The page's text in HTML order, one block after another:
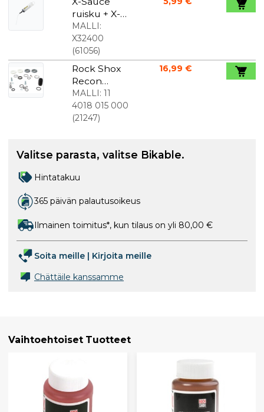
ruisku + X-
letku
MALLI:
X32400
(61056)
Rock Shox
Recon
Silver TK
täydellinen
huoltosarja
MALLI: 11
4018 015 000
(21247)
16,99 €
Valitse parasta, valitse Bikable.
Hintatakuu
365 päivän palautusoikeus
Ilmainen toimitus*, kun tilaus on yli 80,00 €
Soita meille | Kirjoita meille
Chättäile kanssamme
Vaihtoehtoiset Tuotteet